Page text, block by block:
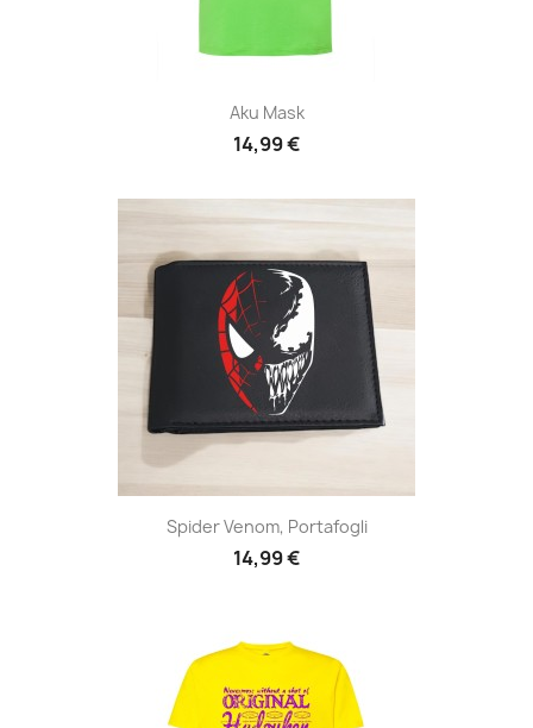
Aku Mask
14,99 €
Spider Venom, Portafogli
14,99 €